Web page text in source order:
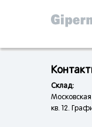
Склад:
Московская
кв. 12.